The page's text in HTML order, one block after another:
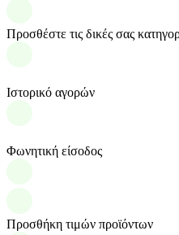
Προσθέστε τις δικές σας
Ιστορικό αγορών
Φωνητική είσοδος
Προσθήκη τιμών προϊόντων